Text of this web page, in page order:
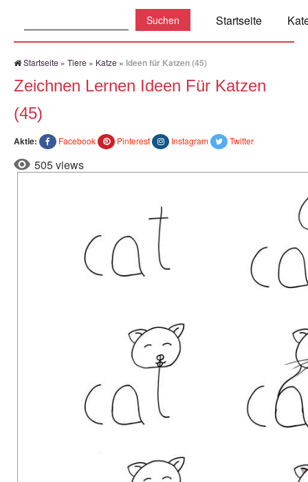
Startseite
Startseite » Tiere » Katze » Ideen für Katzen (45)
Zeichnen Lernen Ideen Für Katzen
(45)
Aktie: Facebook Pinterest Instagram Twitter
505 views